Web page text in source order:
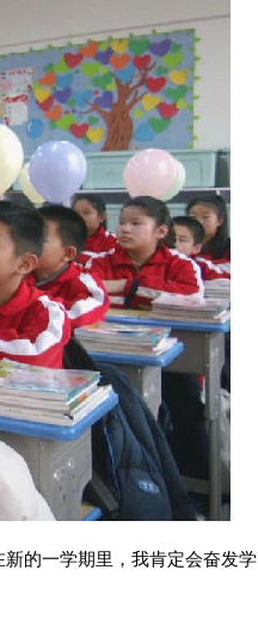
的一学期里，我肯定会奋发学